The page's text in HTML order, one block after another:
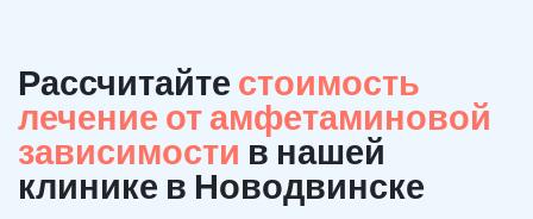
Рассчитайте стоимость
лечение от амфетаминовой
зависимости в нашей
клинике в Новодвинске